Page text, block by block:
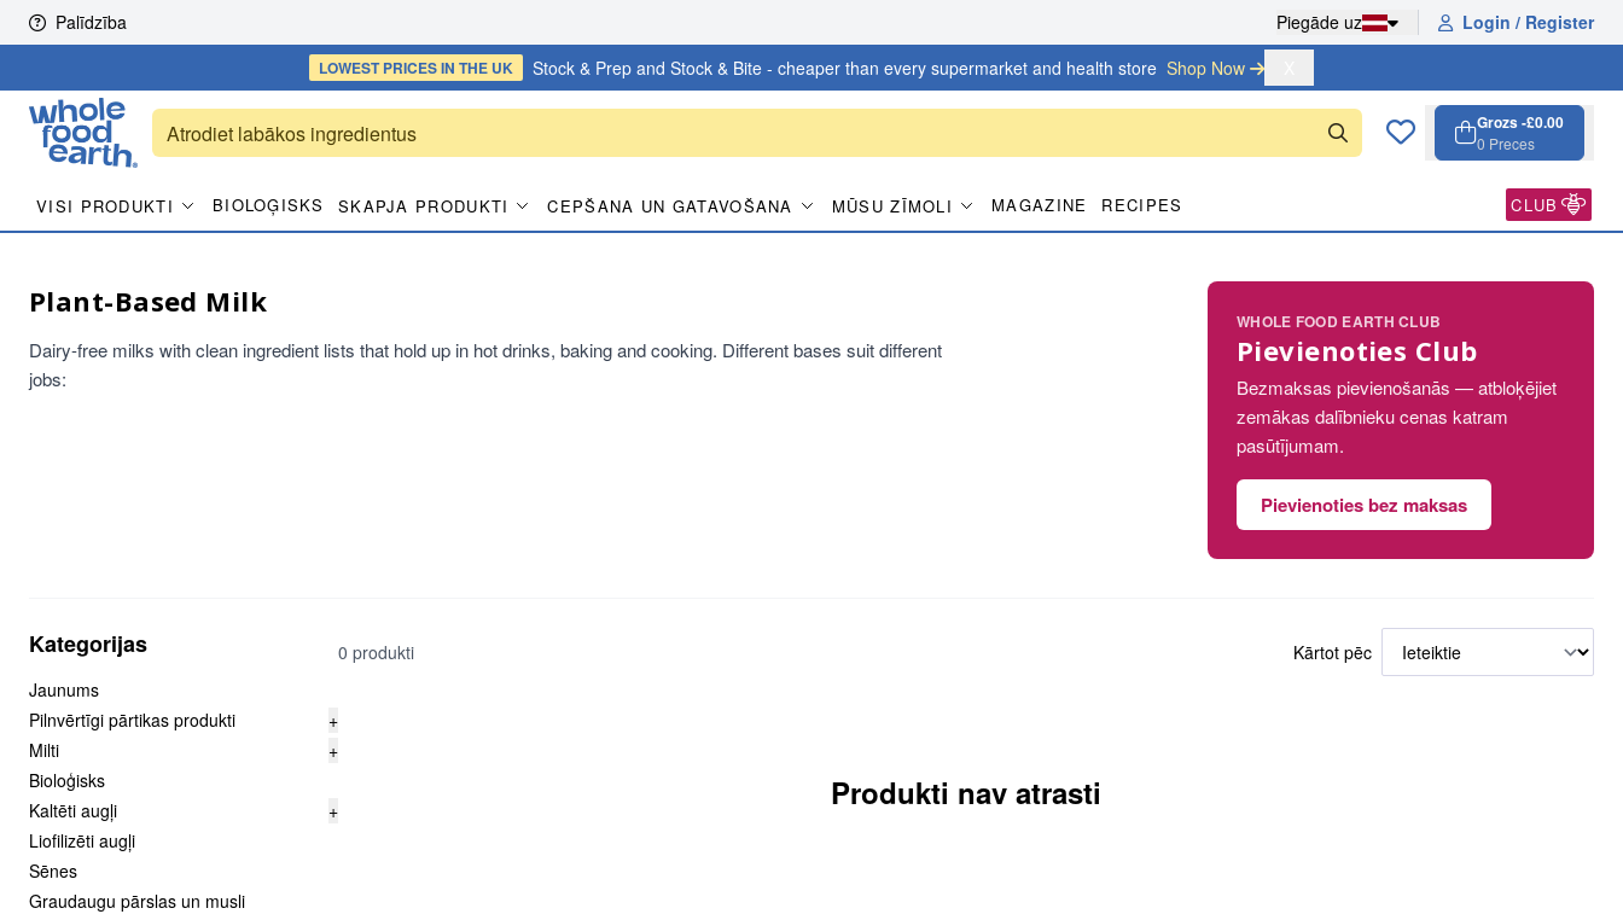
Skip to content
Palīdzība Piegāde uz Login / Register
LOWEST PRICESIN THE UK Stock & Prep and Stock & Bite - cheaper than every supermarket and health store Shop Now
Grozs -£0.00
0 Preces
VISI PRODUKTI BIOLOĢISKS SKAPJA PRODUKTI CEPŠANA UN GATAVOŠANA MŪSU ZĪMOLI MAGAZINE RECIPES CLUB
Plant-Based Milk
Dairy-free milks with clean ingredient lists that hold up in hot drinks, baking and cooking. Different bases suit different
jobs:
WHOLE FOOD EARTH CLUB
Pievienoties Club
Bezmaksas pievienošanās — atbloķējiet
zemākas dalībnieku cenas katram
pasūtījumam.
Pievienoties bez maksas
Kategorijas
Jaunums
Pilnvērtīgi pārtikas produkti
+
Milti
+
Bioloģisks
Kaltēti augļi
+
Liofilizēti augļi
Sēnes
Graudaugu pārslas un musli
0 produkti Kārtot pēc
Produkti nav atrasti